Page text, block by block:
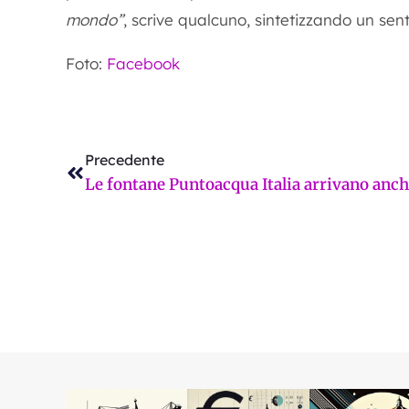
mondo”, scrive qualcuno, sintetizzando un
Foto: Facebook
Precedente